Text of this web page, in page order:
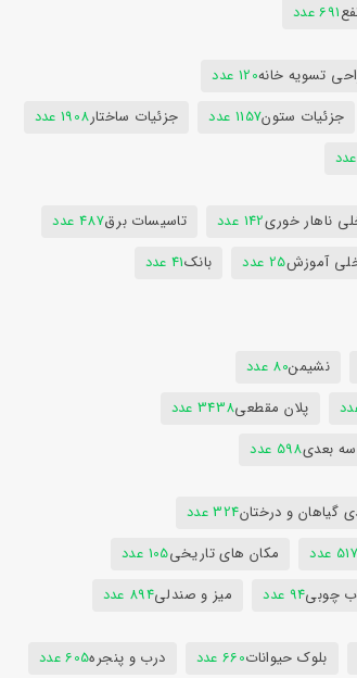
691 عدد
تسویه خانه120 عدد
جزئیات ستون1157 عدد جزئیات ساختار1908 عدد
ناهار خوری142 عدد تاسیسات برق487 عدد
آموزش25 عدد بانک41 عدد
نشیمن80 عدد
پلان مقطعی3438 عدد
بعدی598 عدد
گیاهان و درختان324 عدد
517 عدد مکان های تاریخی105 عدد
چوبی94 عدد میز و صندلی894 عدد
بلوک حیوانات660 عدد درب و پنجره605 عدد